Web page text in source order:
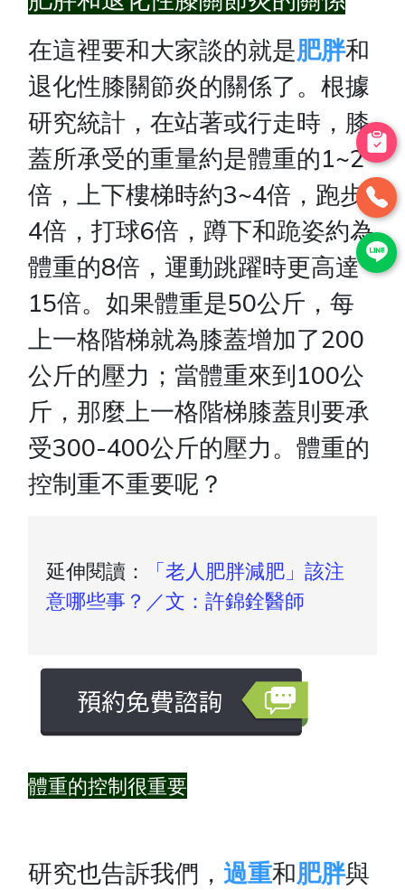
在這裡要和大家談的就是肥胖和
退化性膝關節炎的關係了。根據
研究統計，在站著或行走時，膝
蓋所承受的重量約是體重的1~2
倍，上下樓梯時約3~4倍，跑步
4倍，打球6倍，蹲下和跪姿約為
體重的8倍，運動跳躍時更高達
15倍。如果體重是50公斤，每
上一格階梯就為膝蓋增加了200
公斤的壓力；當體重來到100公
斤，那麼上一格階梯膝蓋則要承
受300-400公斤的壓力。體重的
控制重不重要呢？
延伸閱讀：
「老人肥胖減肥」該注
意哪些事？／文：許錦銓醫師
體重的控制很重要
研究也告訴我們，過重和肥胖與